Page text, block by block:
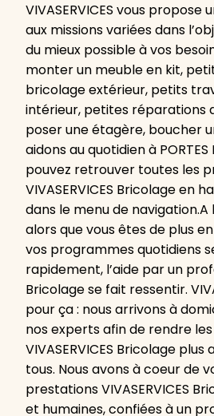
VIVASERVICES vous propose
aux missions variées dans
du mieux possible à vos
monter un meuble en kit,
bricolage extérieur, petits
intérieur, petites réparations
poser une étagère, boucher
aidons au quotidien à PORTES
pouvez retrouver toutes les
VIVASERVICES Bricolage en
dans le menu de navigation.A
alors que vous êtes de plus
vos programmes quotidiens
rapidement, l’aide par un
Bricolage se fait ressentir.
pour ça : nous arrivons à
nos experts afin de rendre
VIVASERVICES Bricolage
tous. Nous avons à coeur de
prestations VIVASERVICES
et humaines, confiées à un